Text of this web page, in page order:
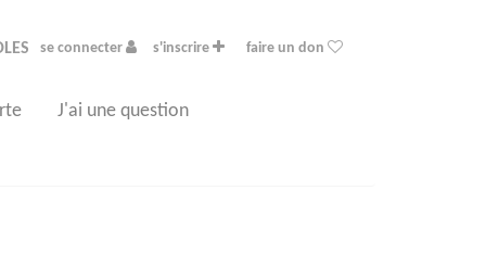
se connecter s'inscrire faire un don
J'ai une question